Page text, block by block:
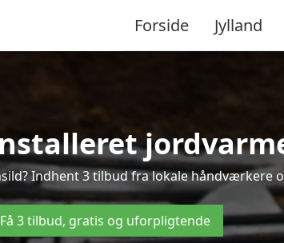
Forside Jylland
Indhent 3 tilbud fra lokale håndværkere
Få 3 tilbud, gratis og uforpligtende